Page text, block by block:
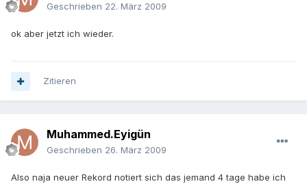
Geschrieben 22. März 2009
ok aber jetzt ich wieder.
Zitieren
Muhammed.Eyigün
Geschrieben 26. März 2009
Also naja neuer Rekord notiert sich das jemand 4 tage habe ich